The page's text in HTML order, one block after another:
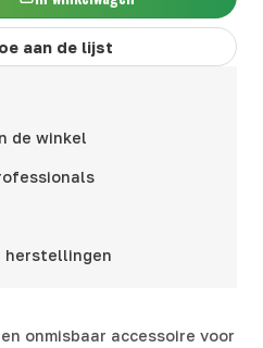
aan de lijst
de winkel
herstellingen
onmisbaar accessoire voor